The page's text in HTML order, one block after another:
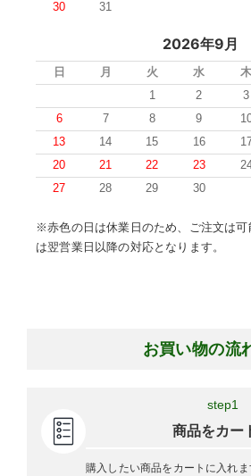
30
31
2026年9月
日 月 火 水 木
1
2 3
6
7 8 9
13
14 15 16
20
21 22 23
27
28 29 30
※赤色の日は休業日のため、ご注文は可
は翌営業日以降の対応となります。
お買い物の流
step1
商品をカー
購入したい商品をカートに入れま